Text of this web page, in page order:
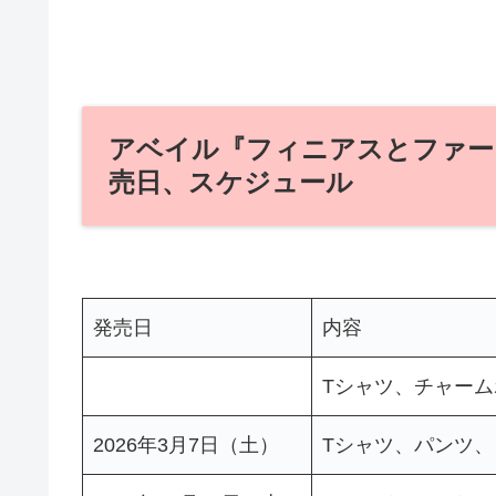
アベイル『フィニアスとファ
売日、スケジュール
発売日 内容
Tシャツ、チャー
2026年3月7日（土） Tシャツ、パンツ